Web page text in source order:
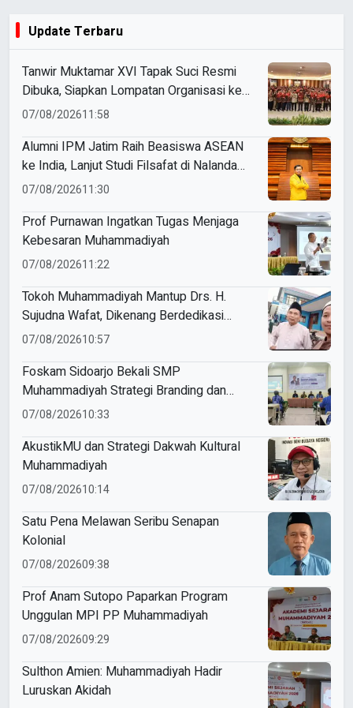
Update Terbaru
Tanwir Muktamar XVI Tapak Suci Resmi
Dibuka, Siapkan Lompatan Organisasi ke
Pentas Dunia
07/08/202611:58
Alumni IPM Jatim Raih Beasiswa ASEAN
ke India, Lanjut Studi Filsafat di Nalanda
University
07/08/202611:30
Prof Purnawan Ingatkan Tugas Menjaga
Kebesaran Muhammadiyah
07/08/202611:22
Tokoh Muhammadiyah Mantup Drs. H.
Sujudna Wafat, Dikenang Berdedikasi
Kembangkan Dakwah dan Pendidikan
07/08/202610:57
Foskam Sidoarjo Bekali SMP
Muhammadiyah Strategi Branding dan
Marketing Sekolah
07/08/202610:33
AkustikMU dan Strategi Dakwah Kultural
Muhammadiyah
07/08/202610:14
Satu Pena Melawan Seribu Senapan
Kolonial
07/08/202609:38
Prof Anam Sutopo Paparkan Program
Unggulan MPI PP Muhammadiyah
07/08/202609:29
Sulthon Amien: Muhammadiyah Hadir
Luruskan Akidah